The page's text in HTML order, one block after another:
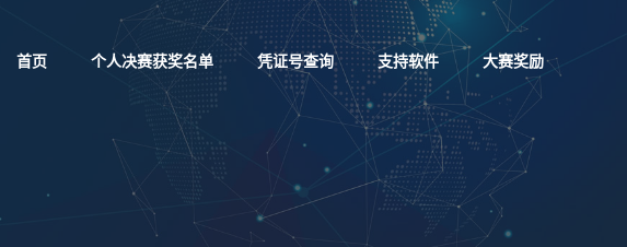
首页 个人决赛获奖名单 凭证号查询 支持软件 大赛奖励